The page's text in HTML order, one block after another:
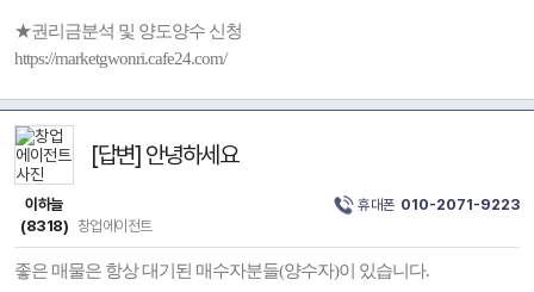
★권리금분석 및 양도양수 신청
https://marketgwonri.cafe24.com/
[답변] 안녕하세요
이하늘
(8318) 창업에이전트
휴대폰 010-2071-9223
좋은 매물은 항상 대기된 매수자분들(양수자)이 있습니다.